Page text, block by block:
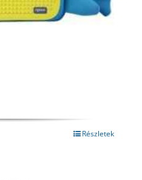
Részletek